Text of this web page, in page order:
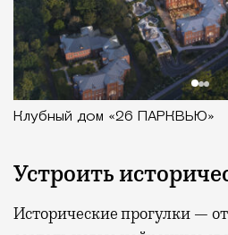
Клубный дом «26 ПАРКВЬЮ»
Устроить
Исторические прогулки —